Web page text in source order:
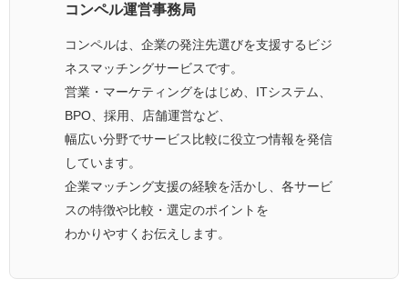
コンペル運営事務局
コンペルは、企業の発注先選びを支援するビジ
ネスマッチングサービスです。
営業・マーケティングをはじめ、ITシステム、
BPO、採用、店舗運営など、
幅広い分野でサービス比較に役立つ情報を発信
しています。
企業マッチング支援の経験を活かし、各サービ
スの特徴や比較・選定のポイントを
わかりやすくお伝えします。